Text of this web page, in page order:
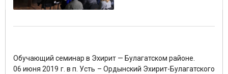
Обучающий семинар в Эхирит — Булагатском районе.
06 июня 2019 г. в п. Усть – Ордынский Эхирит-Булагатского